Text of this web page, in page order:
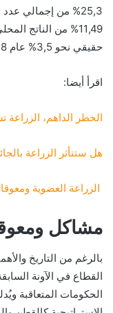
11,49% من الناتج
حقيقي نحو 3,5% عام 2018م.
اقرأ أيضا:
الخطر الداهم، الزراعة
هل ستتأثر الزراعة
الزراعة العضوية
مشاكل
بالرغم من التاريخ
القطاع في الآونة
الحكومات المتعاقبة